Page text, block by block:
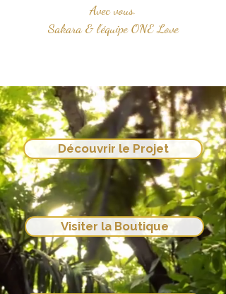
Avec vous.
Sakara & l’équipe ONE Love
Découvrir le Projet
Visiter la Boutique